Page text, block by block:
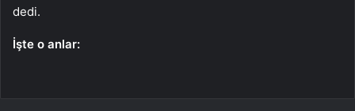
dedi.
İşte o anlar: